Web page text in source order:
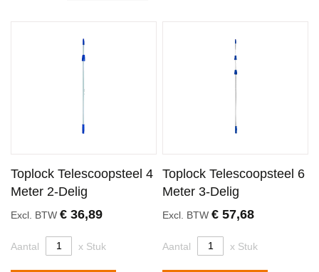
Toplock Telescoopsteel 4
Meter 2-Delig
Excl. BTW € 36,89
Aantal x Stuk
Toplock Telescoopsteel 6
Meter 3-Delig
Excl. BTW€ 57,68
Aantal x Stuk